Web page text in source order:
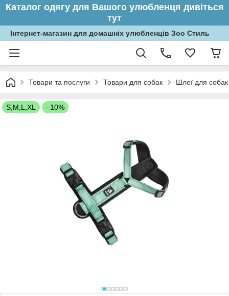
Каталог одягу для Вашого улюбленця дивіться
тут
Інтернет-магазин для домашніх улюбленців Зоо Стиль
Товари та послуги Товари для собак Шлеї для собак
S,M,L,XL –10%